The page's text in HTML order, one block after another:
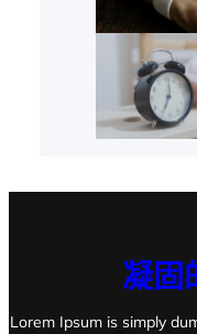
凝固
Lorem Ipsum is simply